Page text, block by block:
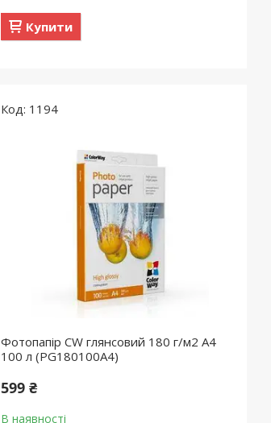
Купити
1194
Фотопапір CW глянсовий 180 г/м2 A4
100 л (PG180100A4)
599 ₴
В наявності